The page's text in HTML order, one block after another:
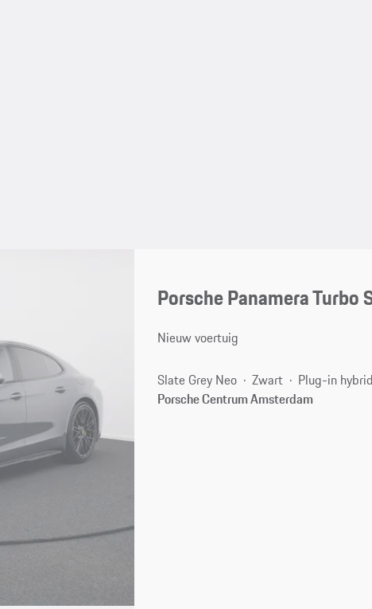
Porsche Panamera Turbo
Nieuw voertuig
Slate Grey Neo Zwart
Plug-in
Porsche Centrum Amsterdam